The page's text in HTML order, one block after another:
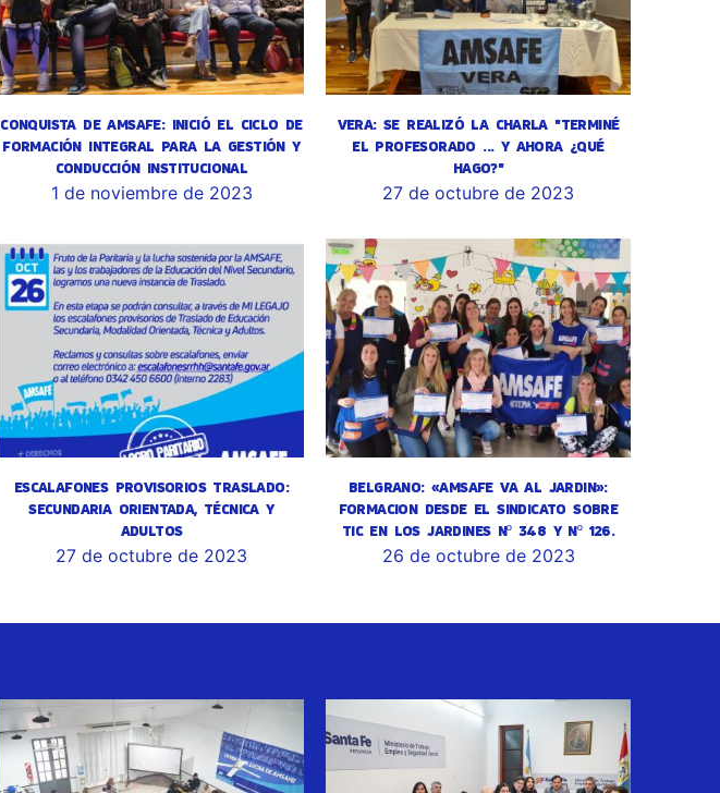
CONQUISTA DE AMSAFE: INICIÓ EL CICLO DE
FORMACIÓN INTEGRAL PARA LA GESTIÓN Y
CONDUCCIÓN INSTITUCIONAL
1 de noviembre de 2023
VERA: SE REALIZÓ LA CHARLA "TERMINÉ
EL PROFESORADO ... Y AHORA ¿QUÉ
HAGO?"
27 de octubre de 2023
ESCALAFONES PROVISORIOS TRASLADO:
SECUNDARIA ORIENTADA, TÉCNICA Y
ADULTOS
27 de octubre de 2023
BELGRANO: «AMSAFE VA AL JARDIN»:
FORMACION DESDE EL SINDICATO SOBRE
TIC EN LOS JARDINES Nº 348 Y Nº 126.
26 de octubre de 2023